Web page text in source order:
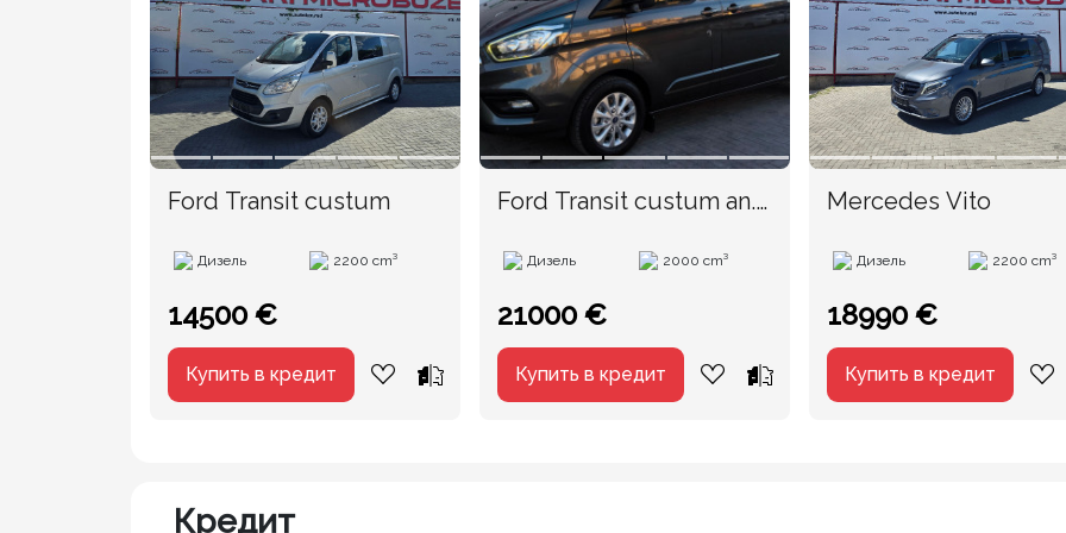
Ford Transit custum
Дизель 2200 cm³
14500 €
Купить в кредит
Ford Transit custum an.
Дизель 2000 cm³
21000 €
Купить в кредит
Mercedes Vito
Дизель 2200 cm³
18990 €
Купить в кредит
Кредит